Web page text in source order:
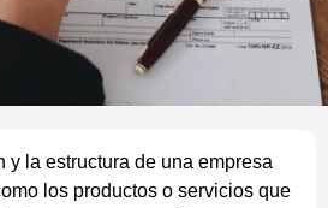
y la estructura de una empresa
los productos o servicios que